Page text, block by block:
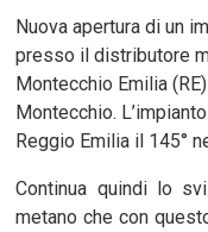
Nuova apertura di un
presso il distributore
Montecchio Emilia
Montecchio.
Reggio Emilia il 145°
Continua quindi lo
metano che con